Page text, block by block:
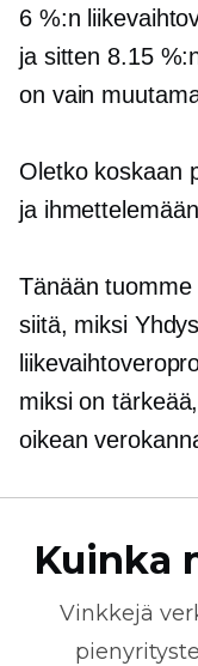
6 %:n
ja sitten 8.15
on vain
Oletko koskaan
ja
Tänään tuomme
siitä, miksi
miksi on
oikean
Kuinka
Vinkkejä